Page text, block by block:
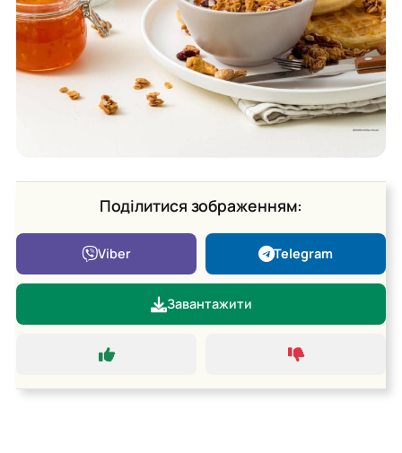
Поділитися зображенням:
Viber Telegram
Завантажити